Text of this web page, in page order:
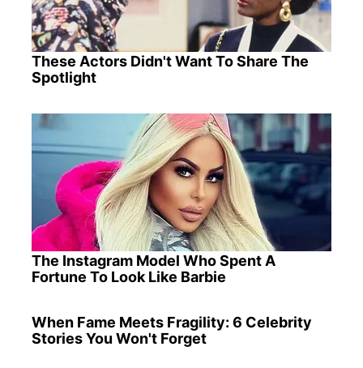
These Actors Didn't Want To Share The
Spotlight
The Instagram Model Who Spent A
Fortune To Look Like Barbie
When Fame Meets Fragility: 6 Celebrity
Stories You Won't Forget